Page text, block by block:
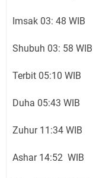
Imsak 03: 48 WIB
Shubuh 03: 58 WIB
Terbit 05:10 WIB
Duha 05:43 WIB
Zuhur 11:34 WIB
Ashar 14:52 WIB